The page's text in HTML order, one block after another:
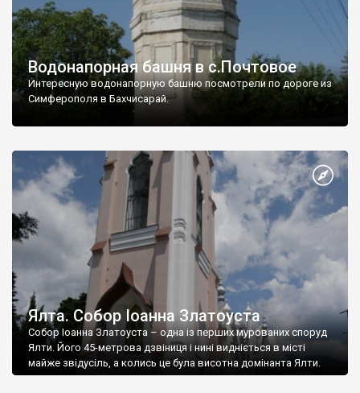
Водонапорная башня в с.Почтовое
Интересную водонапорную башню посмотрели по дороге из
Симферополя в Бахчисарай.
Ялта. Собор Іоанна Златоуста
Собор Іоанна Златоуста – одна із перших мурованих споруд
Ялти. Його 45-метрова дзвіниця і нині видніється в місті
майже звідусіль, а колись це була висотна домінанта Ялти.